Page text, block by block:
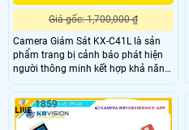
Giá gốc: 1,700,000 ₫
Camera Giám Sát KX-C41L là sản
phẩm trang bị cảnh báo phát hiện
người thông minh kết hợp khả năng
bật còi hú và đèn nhấp nháy khi
phát hiện xâm nhập Sử dụng công
nghệ chip xử lý hình ảnh CMOS
camera thu hình ảnh màu đẹp hơn
1859